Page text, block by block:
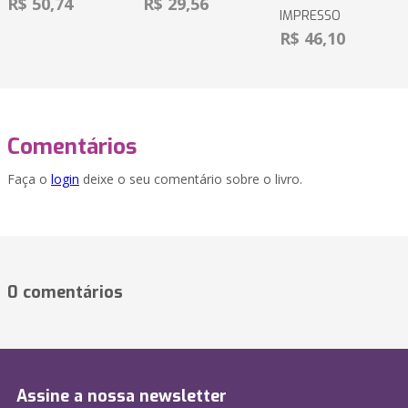
IMPRESSO
R$ 46,10
Comentários
Faça o login deixe o seu comentário sobre o livro.
0 comentários
Assine a nossa newsletter